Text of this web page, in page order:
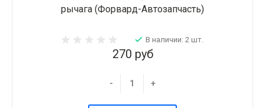
рычага (Форвард-Автозапчасть)
В наличии: 2 шт.
270 руб
- +